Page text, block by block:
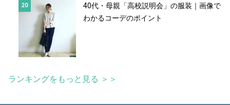
40代・母親「高校説明会」の服装｜画像で
わかるコーデのポイント
ランキングをもっと見る ＞＞